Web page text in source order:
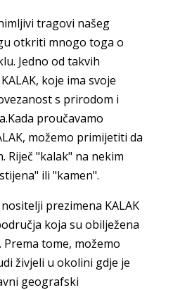
tragovi našeg
otkriti mnogo toga o
Jedno od takvih
koje ima svoje
s prirodom i
proučavamo
možemo primijetiti da
Riječ "kalak" na nekim
ili "kamen".
prezimena KALAK
koja su obilježena
tome, možemo
živjeli u okolini gdje je
geografski